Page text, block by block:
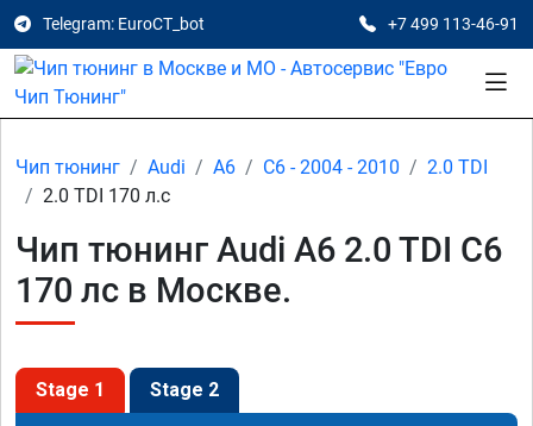
Telegram: EuroCT_bot +7 499 113-46-91
Чип тюнинг Audi A6 C6 - 2004 - 2010
2.0 TDI
2.0 TDI 170 л.с
Чип тюнинг Audi A6 2.0 TDI C6
170 лс в Москве.
Stage 1 Stage 2